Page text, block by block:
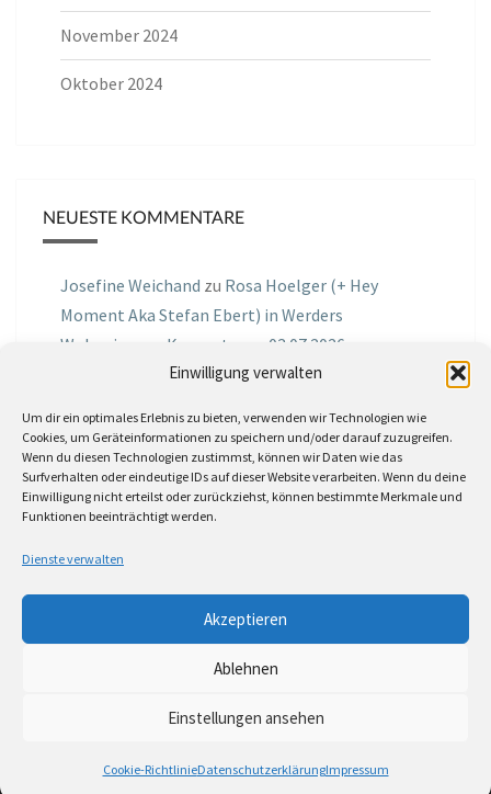
Einwilligung verwalten
Um dir ein optimales Erlebnis zu bieten, verwenden wir Technologien wie
Cookies, um Geräteinformationen zu speichern und/oder darauf zuzugreifen.
Wenn du diesen Technologien zustimmst, können wir Daten wie das
Surfverhalten oder eindeutige IDs auf dieser Website verarbeiten. Wenn du deine
Einwilligung nicht erteilst oder zurückziehst, können bestimmte Merkmale und
Funktionen beeinträchtigt werden.
Dienste verwalten
Akzeptieren
Ablehnen
Einstellungen ansehen
Cookie-RichtlinieDatenschutzerklärungImpressum
November 2024
Oktober 2024
NEUESTE KOMMENTARE
Josefine Weichand zu Rosa Hoelger (+ Hey
Moment Aka Stefan Ebert) in Werders
Wohnzimmer Konzerte am 03.07.2026
Podcast Nr.01 vom 08.09.2025 mit Joe Astray
MIRI IN THE GREENzuMiri in the Green in der
Hemingway Lounge, am 30.05.2026
MollezuInterview mit dem Vinylexpress zum
8ten Vinylflohmarkt am 16.05.2026